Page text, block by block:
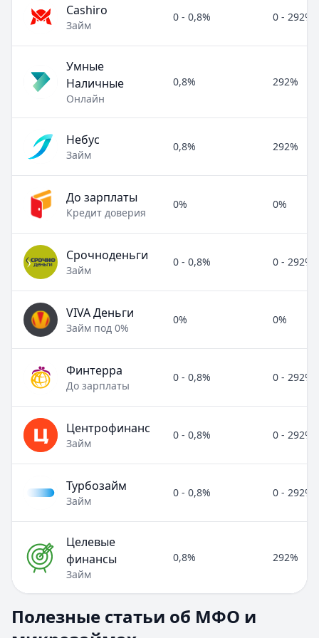
Cashiro
Займ
0 - 0,8% 0 - 292%
Умные
Наличные
Онлайн
0,8% 292%
Небус
Займ
0,8% 292%
До зарплаты
Кредит доверия
0% 0%
Срочноденьги
Займ
0 - 0,8% 0 - 292%
VIVA Деньги
Займ под 0%
0% 0%
Финтерра
До зарплаты
0 - 0,8% 0 - 292%
Центрофинанс
Займ
0 - 0,8% 0 - 292%
Турбозайм
Займ
0 - 0,8% 0 - 292%
Целевые
финансы
Займ
0,8% 292%
Раздел:МФО и микрозаймы. Всего статей: 8.
Полезные статьи об МФО и